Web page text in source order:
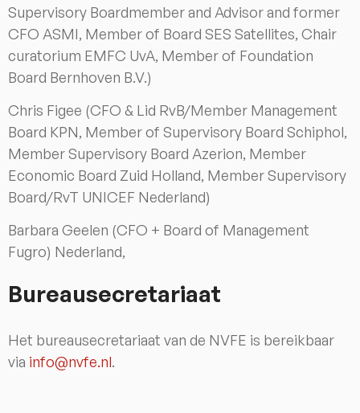
Supervisory Boardmember and Advisor and former
CFO ASMI, Member of Board SES Satellites, Chair
curatorium EMFC UvA, Member of Foundation
Board Bernhoven B.V.)
Chris Figee (CFO & Lid RvB/Member Management
Board KPN, Member of Supervisory Board Schiphol,
Member Supervisory Board Azerion, Member
Economic Board Zuid Holland, Member Supervisory
Board/RvT UNICEF Nederland)
Barbara Geelen (CFO + Board of Management
Fugro) Nederland,
Bureausecretariaat
Het bureausecretariaat van de NVFE is bereikbaar
via info@nvfe.nl.